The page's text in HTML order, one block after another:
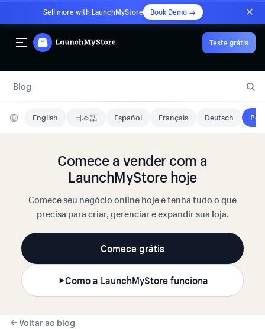
Sell more with LaunchMyStore Book Demo →
Teste grátis
Blog
English 日本語 Español Français Deutsch
Comece a vender com a
LaunchMyStore hoje
Comece seu negócio online hoje e tenha tudo o que
precisa para criar, gerenciar e expandir sua loja.
Comece grátis
Como a LaunchMyStore funciona
Voltar ao blog